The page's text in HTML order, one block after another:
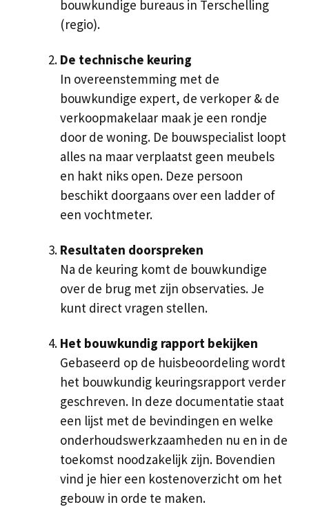
bouwkundige bureaus in Terschelling
(regio).
De technische keuring
In overeenstemming met de
bouwkundige expert, de verkoper & de
verkoopmakelaar maak je een rondje
door de woning. De bouwspecialist loopt
alles na maar verplaatst geen meubels
en hakt niks open. Deze persoon
beschikt doorgaans over een ladder of
een vochtmeter.
Resultaten doorspreken
Na de keuring komt de bouwkundige
over de brug met zijn observaties. Je
kunt direct vragen stellen.
Het bouwkundig rapport bekijken
Gebaseerd op de huisbeoordeling wordt
het bouwkundig keuringsrapport verder
geschreven. In deze documentatie staat
een lijst met de bevindingen en welke
onderhoudswerkzaamheden nu en in de
toekomst noodzakelijk zijn. Bovendien
vind je hier een kostenoverzicht om het
gebouw in orde te maken.